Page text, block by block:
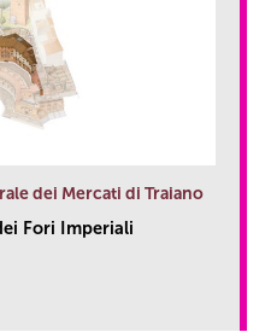
dei Mercati di Traiano
Fori Imperiali